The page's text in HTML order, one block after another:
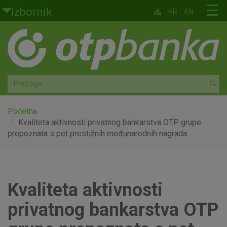
Skoči na glavni sadržaj
Izbornik
Građani
Privatno bankarstvo
Agro
Mala poduzeća i obrtnici
Srednja i velika poduzeća
Faktoring
O nama
☰
HR EN
Početna
Kvaliteta aktivnosti privatnog bankarstva OTP grupe
prepoznata s pet prestižnih međunarodnih nagrada
Kvaliteta aktivnosti
privatnog bankarstva OTP